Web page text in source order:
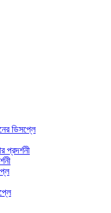
ডিসপ্লে
প্রদর্শনী